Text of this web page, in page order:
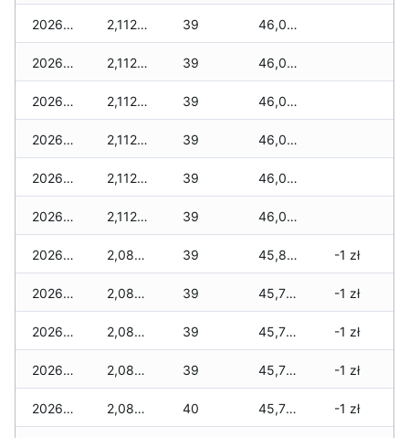
2026-02-27 2,112 zł 39 46,072 zł
2026-02-26 2,112 zł 39 46,060 zł
2026-02-25 2,112 zł 39 46,048 zł
2026-02-24 2,112 zł 39 46,048 zł
2026-02-23 2,112 zł 39 46,013 zł
2026-02-22 2,112 zł 39 46,013 zł
2026-02-21 2,089 zł 39 45,896 zł -1 zł
2026-02-20 2,089 zł 39 45,762 zł -1 zł
2026-02-19 2,089 zł 39 45,762 zł -1 zł
2026-02-18 2,089 zł 39 45,762 zł -1 zł
2026-02-17 2,089 zł 40 45,715 zł -1 zł